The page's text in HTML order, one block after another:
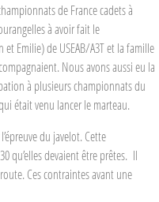
de France cadets à
à avoir fait le
Emilie) de USEAB/A3T et la famille
Nous avons aussi eu la
à plusieurs championnats du
était venu lancer le marteau.
du javelot. Cette
qu’elles devaient être prêtes. Il
Ces contraintes avant une